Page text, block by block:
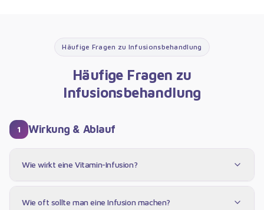
Häufige Fragen zu Infusionsbehandlung
Häufige Fragen zu
Infusionsbehandlung
1 Wirkung & Ablauf
Wie wirkt eine Vitamin-Infusion?
Wie oft sollte man eine Infusion machen?